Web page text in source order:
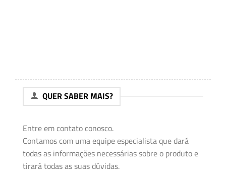
QUER SABER MAIS?
Entre em contato conosco.
Contamos com uma equipe especialista que dará
todas as informações necessárias sobre o produto e
tirará todas as suas dúvidas.